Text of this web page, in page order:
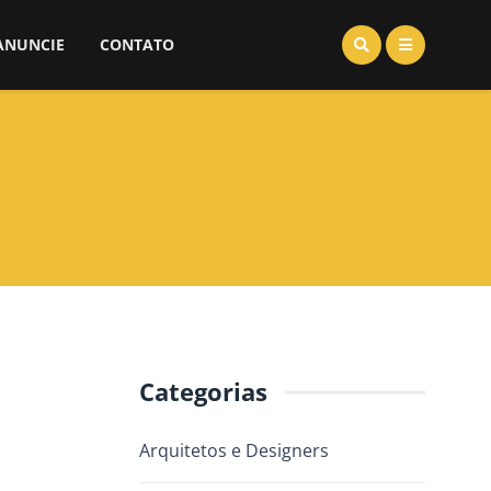
CONTATO
Categorias
Arquitetos e Designers